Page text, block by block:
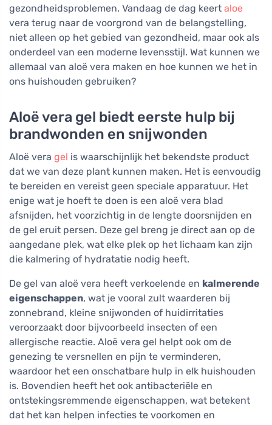
gezondheidsproblemen. Vandaag de dag keert aloe
vera terug naar de voorgrond van de belangstelling,
niet alleen op het gebied van gezondheid, maar ook als
onderdeel van een moderne levensstijl. Wat kunnen we
allemaal van aloë vera maken en hoe kunnen we het in
ons huishouden gebruiken?
Aloë vera gel biedt eerste hulp bij
brandwonden en snijwonden
Aloë vera gel is waarschijnlijk het bekendste product
dat we van deze plant kunnen maken. Het is eenvoudig
te bereiden en vereist geen speciale apparatuur. Het
enige wat je hoeft te doen is een aloë vera blad
afsnijden, het voorzichtig in de lengte doorsnijden en
de gel eruit persen. Deze gel breng je direct aan op de
aangedane plek, wat elke plek op het lichaam kan zijn
die kalmering of hydratatie nodig heeft.
De gel van aloë vera heeft verkoelende en kalmerende
eigenschappen, wat je vooral zult waarderen bij
zonnebrand, kleine snijwonden of huidirritaties
veroorzaakt door bijvoorbeeld insecten of een
allergische reactie. Aloë vera gel helpt ook om de
genezing te versnellen en pijn te verminderen,
waardoor het een onschatbare hulp in elk huishouden
is. Bovendien heeft het ook antibacteriële en
ontstekingsremmende eigenschappen, wat betekent
dat het kan helpen infecties te voorkomen en